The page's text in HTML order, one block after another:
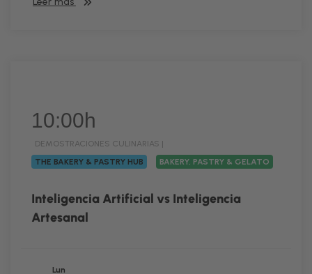
10:00h
DEMOSTRACIONES CULINARIAS |
THE BAKERY & PASTRY HUB
BAKERY, PASTRY & GELATO
Inteligencia Artificial vs Inteligencia
Artesanal
Lun